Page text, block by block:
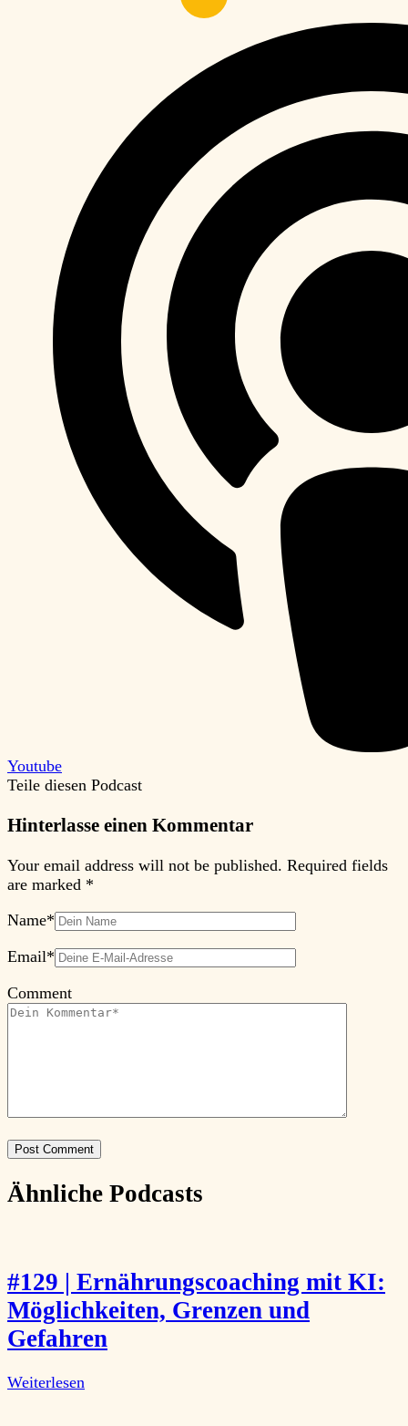
Youtube
Teile diesen Podcast
Hinterlasse einen Kommentar
Your email address will not be published. Required fields
are marked *
Name*
Email*
Comment
Ähnliche Podcasts
#129 | Ernährungscoaching mit KI:
Möglichkeiten, Grenzen und
Gefahren
Weiterlesen